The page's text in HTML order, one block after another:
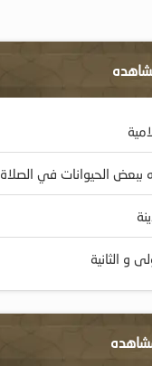
ببعض الحيوانات في الصلاة
و الثانية